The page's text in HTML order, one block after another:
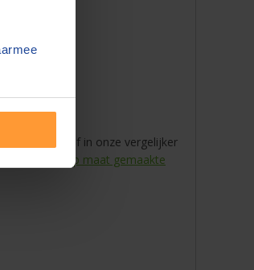
aktes. Geef in onze vergelijker
keuze een
op maat gemaakte